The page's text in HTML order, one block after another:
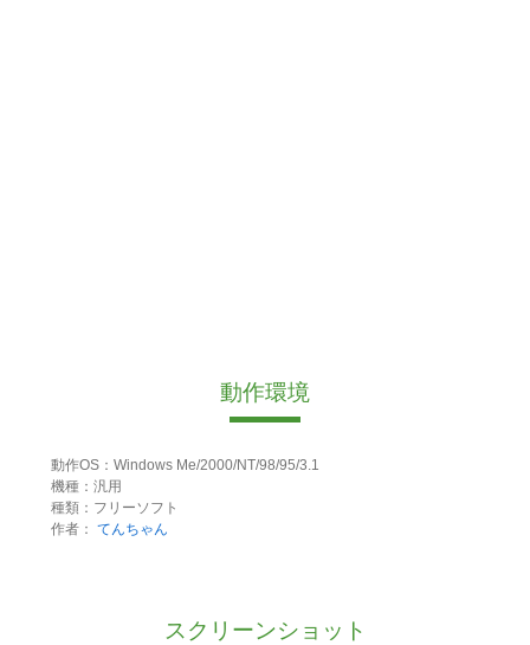
動作環境
動作OS：Windows Me/2000/NT/98/95/3.1
機種：汎用
種類：フリーソフト
作者： てんちゃん
スクリーンショット